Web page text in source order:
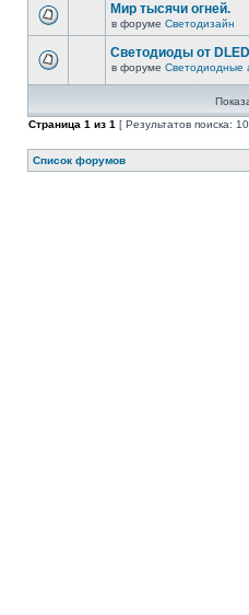
Мир тысячи огней.
в форуме Светодизайн
Светодиоды от
в форуме Светодиодные
Страница 1 из 1 [ Результатов поиска:
Список форумов